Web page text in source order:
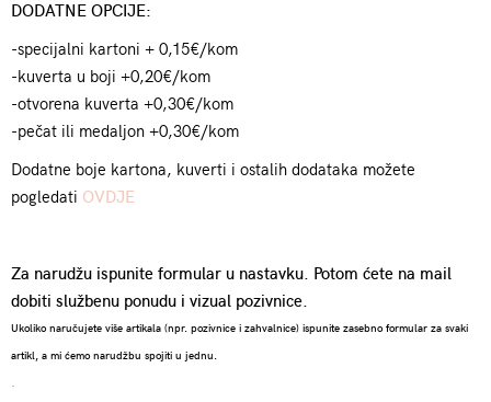
DODATNE OPCIJE:
-specijalni kartoni + 0,15€/kom
-kuverta u boji +0,20€/kom
-otvorena kuverta +0,30€/kom
-pečat ili medaljon +0,30€/kom
Dodatne boje kartona, kuverti i ostalih dodataka možete
pogledati OVDJE
Za narudžu ispunite formular u nastavku. Potom ćete na mail
dobiti službenu ponudu i vizual pozivnice.
Ukoliko naručujete više artikala (npr. pozivnice i zahvalnice) ispunite zasebno formular za svaki
artikl, a mi ćemo narudžbu spojiti u jednu.
.